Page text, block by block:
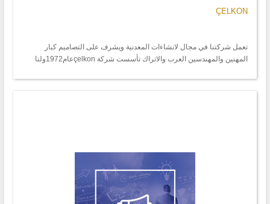
ÇELKON
تعمل شركتنا في مجال لانشاءات المعدنية ويشرف على التصاميم كبار
المهنين والمهندسين العرب والاتراك تأسست شركة çelkonعام1972ولنا
كازخيستان 1500طن وعمان والجزائر وغيرهاونعلن عن جاهزيتنا لعمل لكافة